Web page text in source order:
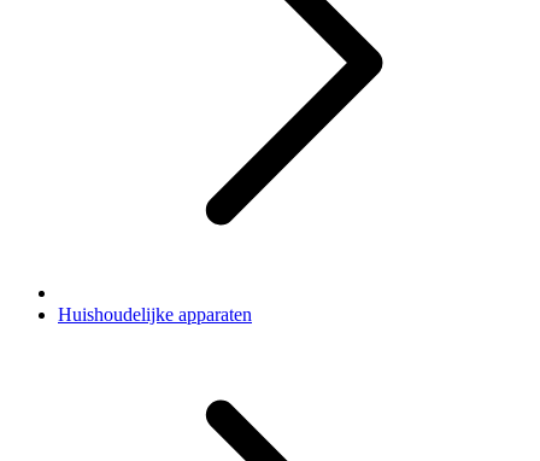
Huishoudelijke apparaten